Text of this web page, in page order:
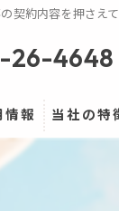
契約内容を押さえ
26-4648
情報 当社の特